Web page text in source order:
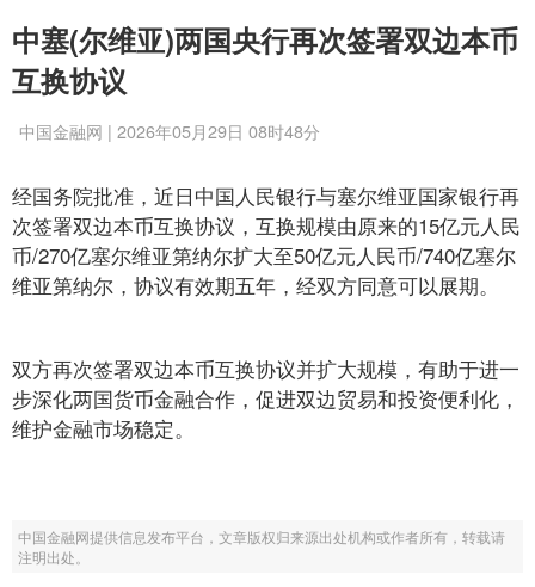
中塞(尔维亚)两国央行再次签署双边本币
互换协议
中国金融网 | 2026年05月29日 08时48分
经国务院批准，近日中国人民银行与塞尔维亚国家银行再
次签署双边本币互换协议，互换规模由原来的15亿元人民
币/270亿塞尔维亚第纳尔扩大至50亿元人民币/740亿塞尔
维亚第纳尔，协议有效期五年，经双方同意可以展期。
双方再次签署双边本币互换协议并扩大规模，有助于进一
步深化两国货币金融合作，促进双边贸易和投资便利化，
维护金融市场稳定。
中国金融网提供信息发布平台，文章版权归来源出处机构或作者所有，转载请
注明出处。